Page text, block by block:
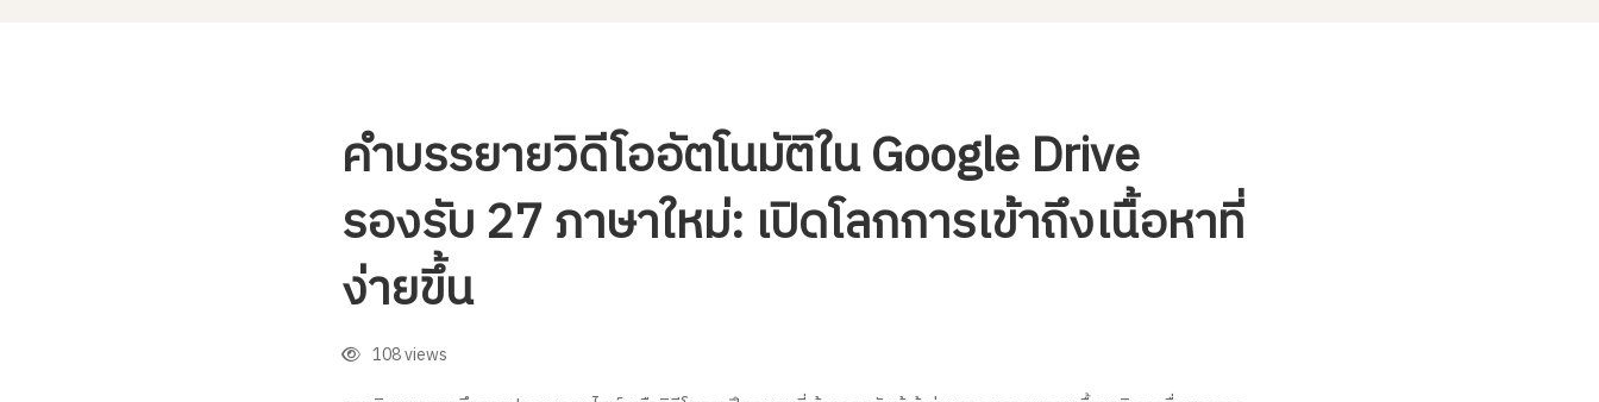
คำ
บรรยาย
วิดีโอ
คำบรรยายวิดีโออัตโนมัติใน Google Drive
รองรับ 27 ภาษาใหม่: เปิดโลกการเข้าถึงเนื้อหาที่
ง่ายขึ้น
108 views